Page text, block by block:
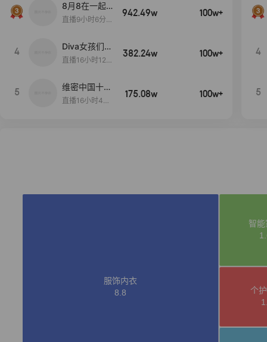
8月8在一起
生日献礼盛典
直播9小时6分1
942.49w 100w+
4
Diva女孩们集
合啦~意大利
直播16小时12
382.24w 100w+
5
维密中国十周
年 与你如此
直播16小时48
175.08w 100w+
4
5